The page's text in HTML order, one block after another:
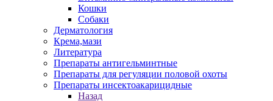
Кошки
Собаки
Дерматология
Крема,мази
Литература
Препараты антигельминтные
Препараты для регуляции половой охоты
Препараты инсектоакарицидные
Назад